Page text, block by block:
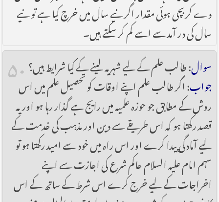
دے کر بچی ہوئی مقدار اگر نیے سال میں خرچ کیا ہے تو نیے
سال کی در آمد سے اسے کم کر سکتے ہیں۔
۵۰ سوال: طالب علم کے لیے شہریہ لینے کے کیا شرایط ہیں؟
جواب: اگر طالب علم اپنے اوقات کو تحصیل علم میں اس
روش کے مطابق جو حوزہ علمیہ میں رایج ہے گذار رہا ہو اور یہ
قصد رکھتا ہو کہ اس طریقے سے دین اور مذہب کی خدمت کے
لیے آمادگی پیدا کرے اور اس راہ میں خود سے امید رکھتا ہو تو
سہم امام علیہ السلام حاکم شرع کی اجازت سے اپنے
اخراجات کے لیے خرج کرے اس شرط کے ساتھ کے اس